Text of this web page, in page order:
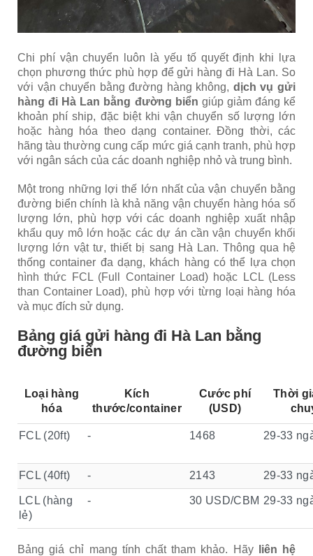
Chi phí vận chuyển luôn là yếu tố quyết định khi lựa
chọn phương thức phù hợp để gửi hàng đi Hà Lan. So
với vận chuyển bằng đường hàng không, dịch vụ gửi
hàng đi Hà Lan bằng đường biển giúp giảm đáng kể
khoản phí ship, đặc biệt khi vận chuyển số lượng lớn
hoặc hàng hóa theo dạng container. Đồng thời, các
hãng tàu thường cung cấp mức giá cạnh tranh, phù hợp
với ngân sách của các doanh nghiệp nhỏ và trung bình.
Một trong những lợi thế lớn nhất của vận chuyển bằng
đường biển chính là khả năng vận chuyển hàng hóa số
lượng lớn, phù hợp với các doanh nghiệp xuất nhập
khẩu quy mô lớn hoặc các dự án cần vận chuyển khối
lượng lớn vật tư, thiết bị sang Hà Lan. Thông qua hệ
thống container đa dạng, khách hàng có thể lựa chọn
hình thức FCL (Full Container Load) hoặc LCL (Less
than Container Load), phù hợp với từng loại hàng hóa
và mục đích sử dụng.
Bảng giá gửi hàng đi Hà Lan bằng
đường biển
Loại hàng
hóa
Kích
thước/container
Cước phí
(USD)
Thời
FCL (20ft) - 1468 29-33
FCL (40ft) - 2143 29-33
LCL (hàng
lẻ)
- 30 USD/CBM 29-33
Bảng giá chỉ mang tính chất tham khảo. Hãy
liên hệ